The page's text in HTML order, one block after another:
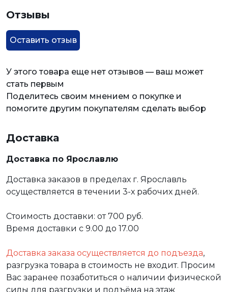
Отзывы
Оставить отзыв
У этого товара еще нет отзывов — ваш может
стать первым
Поделитесь своим мнением о покупке и
помогите другим покупателям сделать выбор
Доставка
Доставка по Ярославлю
Доставка заказов в пределах г. Ярославль
осуществляется в течении 3-х рабочих дней.
Стоимость доставки: от 700 руб.
Время доставки с 9.00 до 17.00
Доставка заказа осуществляется до подъезда,
разгрузка товара в стоимость не входит. Просим
Вас заранее позаботиться о наличии физической
силы для разгрузки и подъёма на этаж